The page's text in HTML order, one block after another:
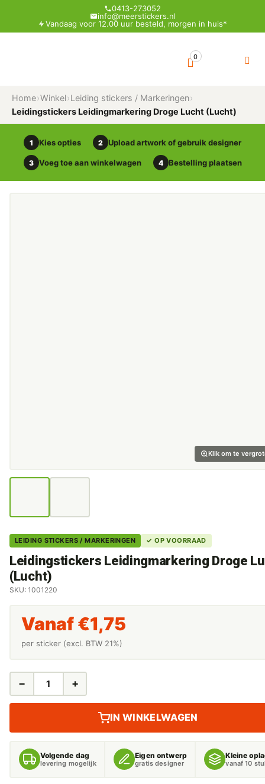
0413-273052
info@meerstickers.nl
Vandaag voor 12.00 uur besteld, morgen in huis*
0
Home›Winkel›Leiding stickers / Markeringen›
Leidingstickers Leidingmarkering Droge Lucht (Lucht)
1 Kies opties 2 Upload artwork of gebruik designer
3 Voeg toe aan winkelwagen 4 Bestelling plaatsen
Klik om te
LEIDING STICKERS / MARKERINGEN ✓ OP VOORRAAD
Leidingstickers Leidingmarkering Droge
(Lucht)
SKU: 1001220
Vanaf €1,75
per sticker (excl. BTW 21%)
LEIDINGSTICKERS
AANTAL
− +
IN WINKELWAGEN
Volgende dag
levering mogelijk
Eigen ontwerp
gratis designer
Kleine
vanaf 10